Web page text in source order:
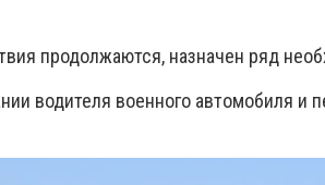
продолжаются, назначен ряд
водителя военного автомобиля и